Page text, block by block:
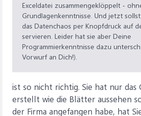
Exceldatei zusammengeklöppelt -
Grundlagenkenntnisse. Und jetzt
das Datenchaos per Knopfdruck auf
servieren. Leider hat sie aber Deine
Programmierkenntnisse dazu
Vorwurf an Dich!).
ist so nicht richtig. Sie hat nur das
erstellt wie die Blätter aussehen
der Firma angefangen habe, hat